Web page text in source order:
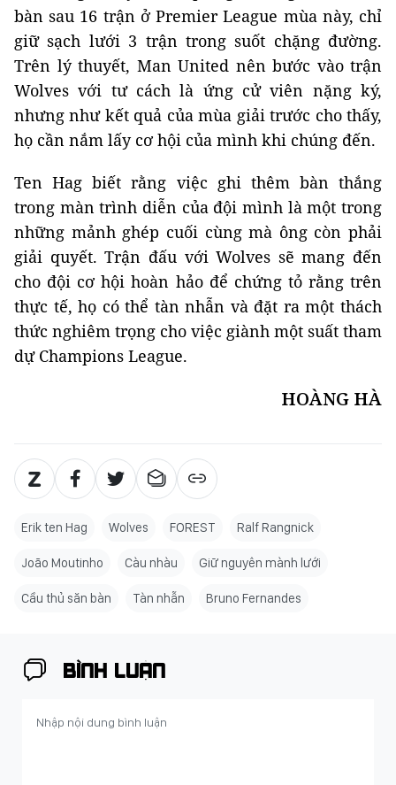
bàn sau 16 trận ở Premier League mùa này, chỉ
giữ sạch lưới 3 trận trong suốt chặng đường.
Trên lý thuyết, Man United nên bước vào trận
Wolves với tư cách là ứng cử viên nặng ký,
nhưng như kết quả của mùa giải trước cho thấy,
họ cần nắm lấy cơ hội của mình khi chúng đến.
Ten Hag biết rằng việc ghi thêm bàn thắng
trong màn trình diễn của đội mình là một trong
những mảnh ghép cuối cùng mà ông còn phải
giải quyết. Trận đấu với Wolves sẽ mang đến
cho đội cơ hội hoàn hảo để chứng tỏ rằng trên
thực tế, họ có thể tàn nhẫn và đặt ra một thách
thức nghiêm trọng cho việc giành một suất tham
dự Champions League.
HOÀNG HÀ
Erik ten Hag Wolves FOREST Ralf Rangnick
João Moutinho Càu nhàu Giữ nguyên mành lưới
Cầu thủ săn bàn Tàn nhẫn Bruno Fernandes
BÌNH LUẬN